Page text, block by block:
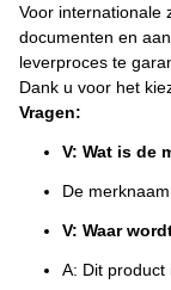
Voor internationale
documenten en
leverproces te
Dank u voor het
Vragen:
V: Wat is de
De
V: Waar
A: Dit product